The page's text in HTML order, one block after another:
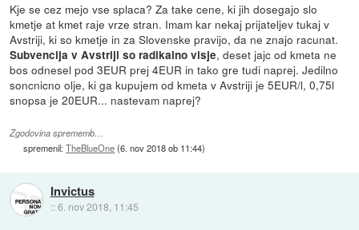
Kje se cez mejo vse splaca? Za take cene, ki jih dosegajo slo
kmetje at kmet raje vrze stran. Imam kar nekaj prijateljev tukaj v
Avstriji, ki so kmetje in za Slovenske pravijo, da ne znajo racunat.
Subvencija v Avstriji so radikalno visje, deset jajc od kmeta ne
bos odnesel pod 3EUR prej 4EUR in tako gre tudi naprej. Jedilno
soncnicno olje, ki ga kupujem od kmeta v Avstriji je 5EUR/l, 0,75l
snopsa je 20EUR... nastevam naprej?
Zgodovina sprememb…
spremenil:TheBlueOne(6. nov 2018 ob 11:44)
Invictus
::6. nov 2018, 11:45